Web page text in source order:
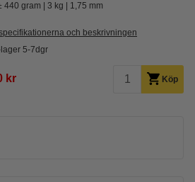
440 gram 3 kg 1,75 mm
och beskrivningen
lager 5-7dgr
kr Köp